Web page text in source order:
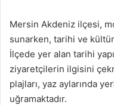
Mersin Akdeniz ilçesi,
sunarken, tarihi ve
İlçede yer alan tarihi
ziyaretçilerin ilgisini
plajları, yaz aylarında
uğramaktadır.